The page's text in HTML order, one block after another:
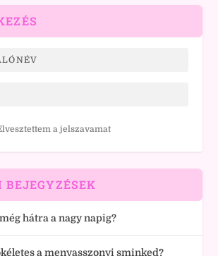
a jelszavamat
BEJEGYZÉSEK
hátra a nagy napig?
a menyasszonyi sminked?